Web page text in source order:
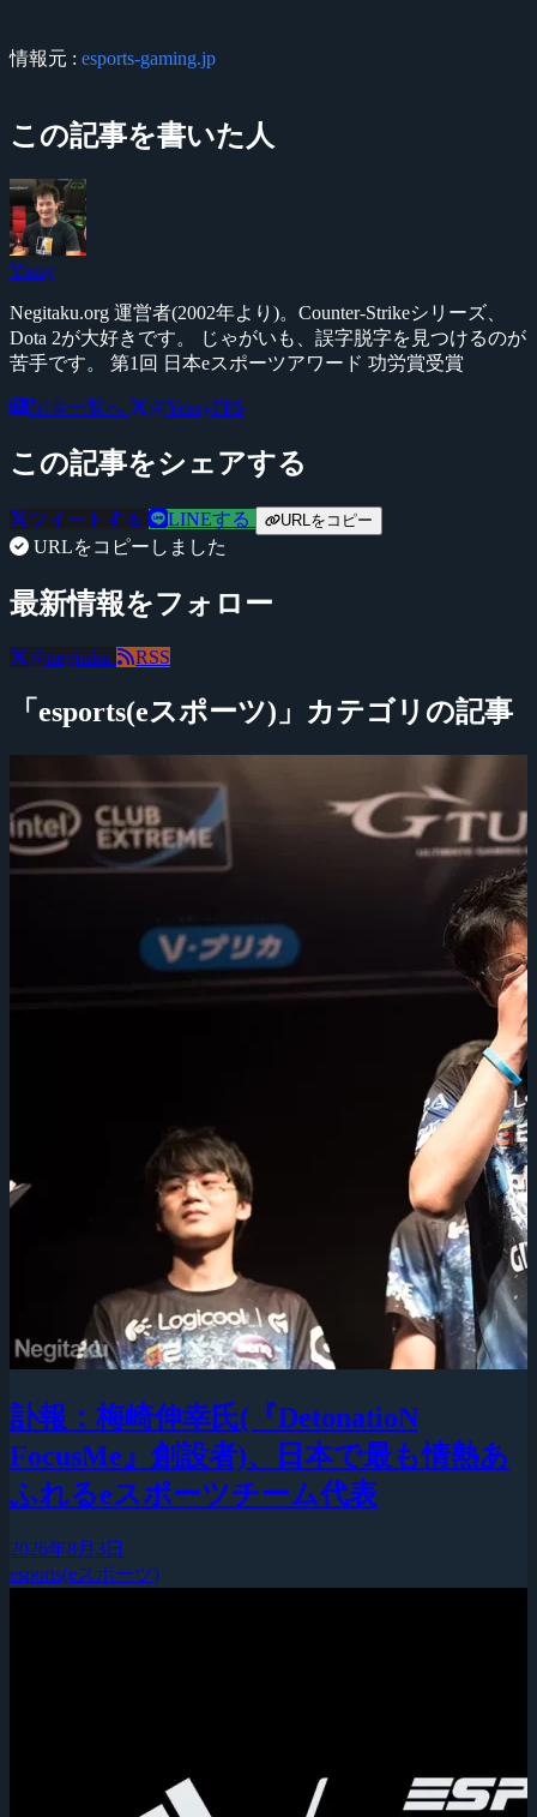
情報元 : esports-gaming.jp
この記事を書いた人
Yossy
Negitaku.org 運営者(2002年より)。Counter-Strikeシリーズ、
Dota 2が大好きです。 じゃがいも、誤字脱字を見つけるのが
苦手です。 第1回 日本eスポーツアワード 功労賞受賞
記事一覧へ @YossyFPS
この記事をシェアする
ツイートする LINEする URLをコピー
URLをコピーしました
最新情報をフォロー
@negitaku RSS
「esports(eスポーツ)」カテゴリの記事
訃報：梅崎伸幸氏(『DetonatioN
FocusMe』創設者)、日本で最も情熱あ
ふれるeスポーツチーム代表
2026年8月3日
esports(eスポーツ)